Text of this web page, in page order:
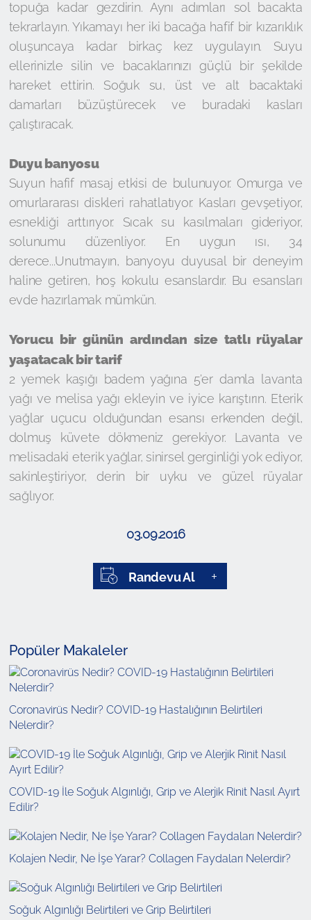
topuğa kadar gezdirin. Aynı adımları sol bacakta
tekrarlayın. Yıkamayı her iki bacağa hafif bir kızarıklık
oluşuncaya kadar birkaç kez uygulayın. Suyu
ellerinizle silin ve bacaklarınızı güçlü bir şekilde
hareket ettirin. Soğuk su, üst ve alt bacaktaki
damarları büzüştürecek ve buradaki kasları
çalıştıracak.
Duyu banyosu
Suyun hafif masaj etkisi de bulunuyor. Omurga ve
omurlararası diskleri rahatlatıyor. Kasları gevşetiyor,
esnekliği arttırıyor. Sıcak su kasılmaları gideriyor,
solunumu düzenliyor. En uygun ısı, 34
derece...Unutmayın, banyoyu duyusal bir deneyim
haline getiren, hoş kokulu esanslardır. Bu esansları
evde hazırlamak mümkün.
Yorucu bir günün ardından size tatlı rüyalar
yaşatacak bir tarif
2 yemek kaşığı badem yağına 5’er damla lavanta
yağı ve melisa yağı ekleyin ve iyice karıştırın. Eterik
yağlar uçucu olduğundan esansı erkenden değil,
dolmuş küvete dökmeniz gerekiyor. Lavanta ve
melisadaki eterik yağlar, sinirsel gerginliği yok ediyor,
sakinleştiriyor, derin bir uyku ve güzel rüyalar
sağlıyor.
03.09.2016
Randevu Al
Popüler Makaleler
Coronavirüs Nedir? COVID-19 Hastalığının Belirtileri
Nelerdir?
COVID-19 İle Soğuk Algınlığı, Grip ve Alerjik Rinit Nasıl Ayırt
Edilir?
Kolajen Nedir, Ne İşe Yarar? Collagen Faydaları Nelerdir?
Soğuk Algınlığı Belirtileri ve Grip Belirtileri